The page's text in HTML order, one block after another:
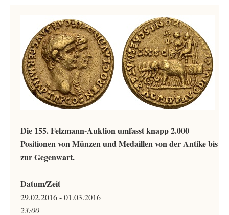
Die 155. Felzmann-Auktion umfasst knapp 2.000
Positionen von Münzen und Medaillen von der Antike bis
zur Gegenwart.
Datum/Zeit
29.02.2016 - 01.03.2016
23:00